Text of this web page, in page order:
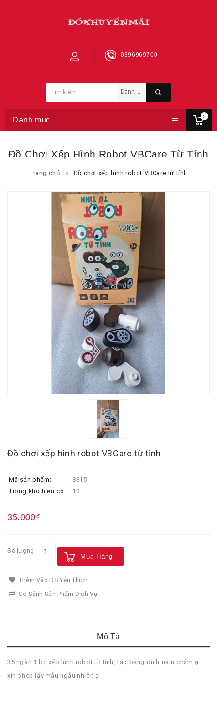
0
0396969700
Danh mục
Đồ Chơi Xếp Hình Robot VBCare Từ Tính
Trang chủ Đồ chơi xếp hình robot VBCare từ tính
Đồ chơi xếp hình robot VBCare từ tính
Mã sản phẩm:
8815
Trong kho hiện có:
10
35.000₫
Số lượng
Mua Hàng
Thêm Vào DS Yêu Thích
So Sánh Sản Phẩm Dịch Vụ
Mô Tả
35 ngàn 1 bộ xếp hình robot từ tính, ráp bằng dính nam châm ạ
xin phép lấy mẫu ngẫu nhiên ạ